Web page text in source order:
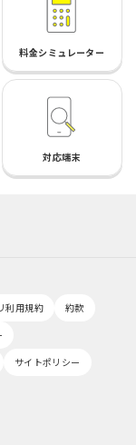
料金シミュレーター
対応端末
利用規約
約款
サイトポリシー